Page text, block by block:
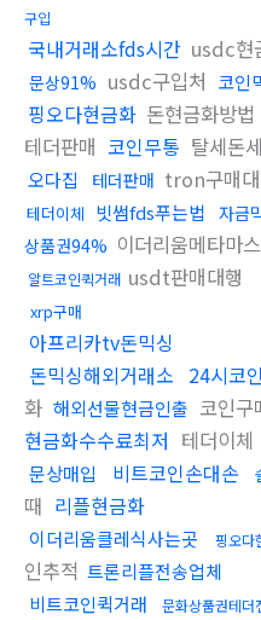
구입
국내거래소fds시간 usdc현
문상91% usdc구입처 코인
핑오다현금화 돈현금화방법
테더판매 코인무통 탈세돈
오다집
테더판매 tron구매
테더이체 빗썸fds푸는법 자금
상품권94% 이더리움메타마
알트코인퀵거래 usdt판매대행
xrp구매
아프리카tv돈믹싱
돈믹싱해외거래소 24시코
화 해외선물현금인출 코인구
현금화수수료최저 테더이체
문상매입 비트코인손대손
때 리플현금화
이더리움클레식사는곳 핑오다
인추적 트론리플전송업체
비트코인퀵거래
문화상품권테더